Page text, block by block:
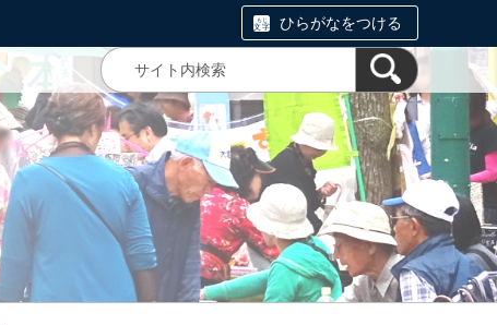
ひらがなをつける